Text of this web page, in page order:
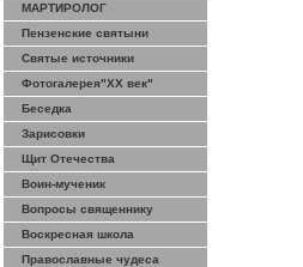
МАРТИРОЛОГ
Пензенские святыни
Святые источники
Фотогалерея"ХХ век"
Беседка
Зарисовки
Щит Отечества
Воин-мученик
Вопросы священнику
Воскресная школа
Православные чудеса